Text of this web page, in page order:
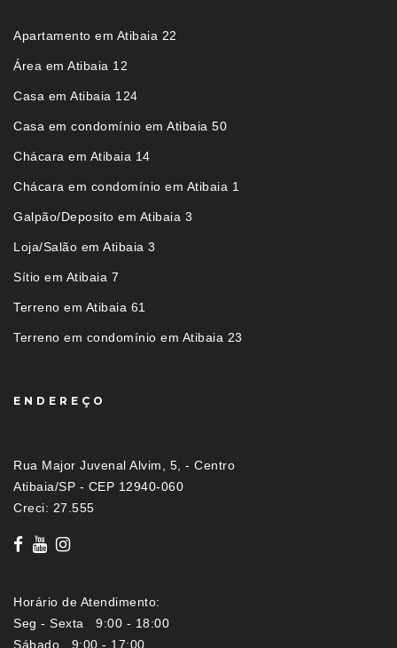
Apartamento em Atibaia 22
Área em Atibaia 12
Casa em Atibaia 124
Casa em condomínio em Atibaia 50
Chácara em Atibaia 14
Chácara em condomínio em Atibaia 1
Galpão/Deposito em Atibaia 3
Loja/Salão em Atibaia 3
Sítio em Atibaia 7
Terreno em Atibaia 61
Terreno em condomínio em Atibaia 23
ENDEREÇO
Rua Major Juvenal Alvim, 5, - Centro
Atibaia/SP - CEP 12940-060
Creci: 27.555
Horário de Atendimento:
Seg - Sexta 9:00 - 18:00
Sábado 9:00 - 17:00